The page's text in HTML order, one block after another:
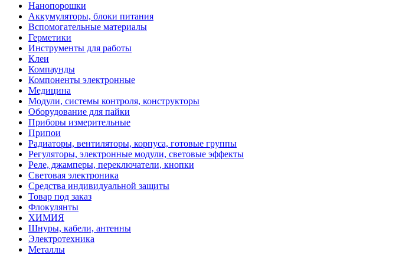
Нанопорошки
Аккумуляторы, блоки питания
Вспомогательные материалы
Герметики
Инструменты для работы
Клеи
Компаунды
Компоненты электронные
Медицина
Модули, системы контроля, конструкторы
Оборудование для пайки
Приборы измерительные
Припои
Радиаторы, вентиляторы, корпуса, готовые группы
Регуляторы, электронные модули, световые эффекты
Реле, джамперы, переключатели, кнопки
Световая электроника
Средства индивидуальной защиты
Товар под заказ
Флокулянты
ХИМИЯ
Шнуры, кабели, антенны
Электротехника
Металлы